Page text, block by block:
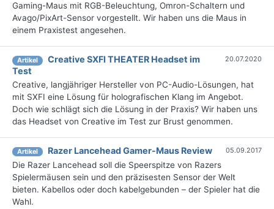
Gaming-Maus mit RGB-Beleuchtung, Omron-Schaltern und
Avago/PixArt-Sensor vorgestellt. Wir haben uns die Maus in
einem Praxistest angesehen.
Artikel
Creative SXFI THEATER Headset im
Test
20.07.2020
Creative, langjähriger Hersteller von PC-Audio-Lösungen, hat
mit SXFI eine Lösung für holografischen Klang im Angebot.
Doch wie schlägt sich die Lösung in der Praxis? Wir haben uns
das Headset von Creative im Test zur Brust genommen.
Artikel Razer Lancehead Gamer-Maus Review 05.09.2017
Die Razer Lancehead soll die Speerspitze von Razers
Spielermäusen sein und den präzisesten Sensor der Welt
bieten. Kabellos oder doch kabelgebunden – der Spieler hat die
Wahl.